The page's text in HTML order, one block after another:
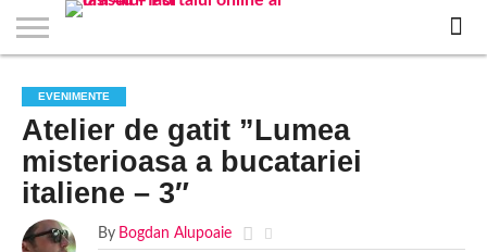
STIRI
APARTAMENTE
NOI IASI
STIRI
IASI
JOBS
IN
IASI
FILME
LA
CINEMA
CLUBURI /
DISCOTECI
BARURI /
CAFENELE
SALI DE
FORTA
SI
FITNESS
SALOANE DE
INFRUMUSETARE
AGENTII
DE
TURISM
IASI
RESTAURANTE
IN IASI
PIZZA
IN
IASI
PISCINA
IN IASI
FLORARII
RADIO
LIVE
IN
IASI
SPALATORII
AUTO
TRACTARI
AUTO
TAXI
IN
IASI
CINEMA
TEATRU
HOTELURI
/
PENSIUNI
TEREN
SPORTIV
TEREN
TENIS
IASI
FARMACII
NON
STOP
COFFEE-
TO-GO
FIRME DE
PUBLICITATE
RENT
A
CAR
EVENIMENTE
Atelier de gatit ”Lumea
misterioasa a bucatariei
italiene – 3″
By Bogdan Alupoaie